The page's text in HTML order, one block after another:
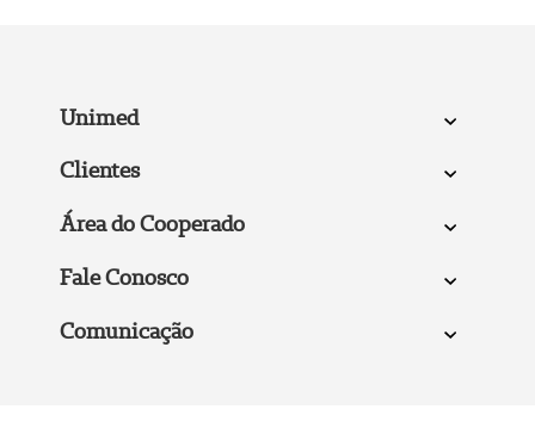
Unimed
Clientes
Área do Cooperado
Fale Conosco
Comunicação